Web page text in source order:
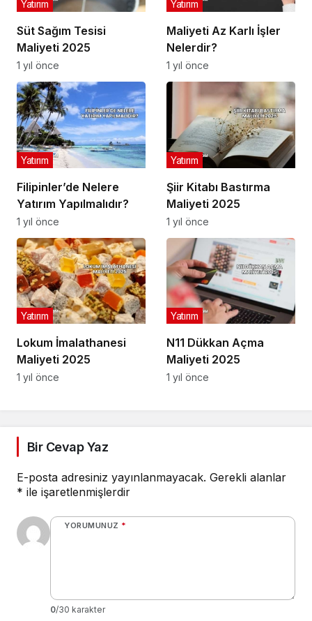
Süt Sağım Tesisi
Maliyeti 2025
Yatırım
1 yıl önce
Maliyeti Az Karlı İşler
Nelerdir?
Yatırım
1 yıl önce
Filipinler’de Nelere
Yatırım Yapılmalıdır?
Yatırım
1 yıl önce
Şiir Kitabı Bastırma
Maliyeti 2025
Yatırım
1 yıl önce
Lokum İmalathanesi
Maliyeti 2025
Yatırım
1 yıl önce
N11 Dükkan Açma
Maliyeti 2025
Yatırım
1 yıl önce
Bir Cevap Yaz
E-posta adresiniz yayınlanmayacak. Gerekli alanlar
* ile işaretlenmişlerdir
YORUMUNUZ *
0/30 karakter